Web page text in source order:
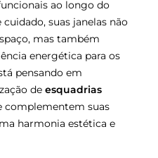
ao longo do
suas janelas não
mas também
energética para os
pensando em
de esquadrias
complementem suas
harmonia estética e